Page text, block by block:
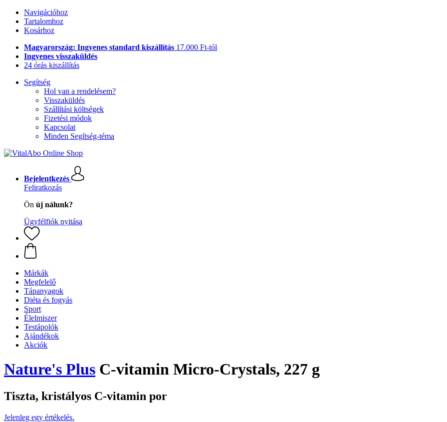
Navigációhoz
Tartalomhoz
Kosárhoz
Magyarország: Ingyenes standard kiszállítás 17.000 Ft-tól
Ingyenes visszaküldés
24 órás kiszállítás
Segítség
Hol van a rendelésem?
Visszaküldés
Szállítási költségek
Fizetési módok
Kapcsolat
Minden Segítség-téma
Bejelentkezés
Feliratkozás
Ön új nálunk?
Ügyfélfiók nyitása
Márkák
Megfelelő
Tápanyagok
Diéta és fogyás
Sport
Élelmiszer
Testápolók
Ajándékok
Akciók
Nature's Plus C-vitamin Micro-Crystals, 227 g
Tiszta, kristályos C-vitamin por
Jelenleg egy értékelés.